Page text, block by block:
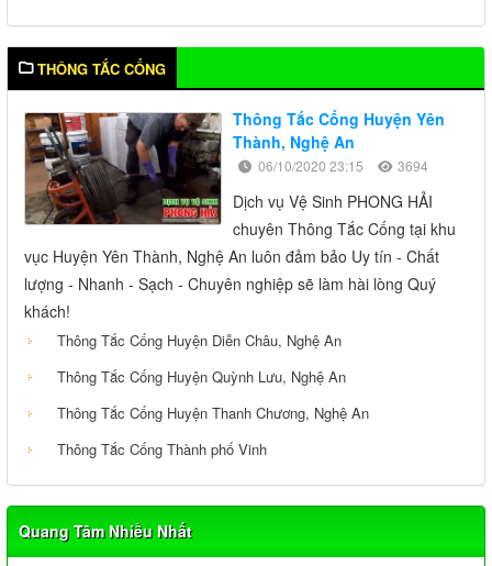
THÔNG TẮC CỐNG
Thông Tắc Cống Huyện Yên
Thành, Nghệ An
06/10/2020 23:15 3694
Dịch vụ Vệ Sinh PHONG HẢI
chuyên Thông Tắc Cống tại khu
vục Huyện Yên Thành, Nghệ An luôn đảm bảo Uy tín - Chất
lượng - Nhanh - Sạch - Chuyên nghiệp sẽ làm hài lòng Quý
khách!
Thông Tắc Cống Huyện Diễn Châu, Nghệ An
Thông Tắc Cống Huyện Quỳnh Lưu, Nghệ An
Thông Tắc Cống Huyện Thanh Chương, Nghệ An
Thông Tắc Cống Thành phố Vinh
Quang Tâm Nhiều Nhất